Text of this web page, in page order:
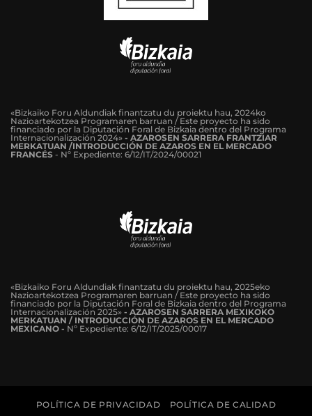
«Bizkaiko Foru Aldundiak finantzatu du proiektu hau, 2024ko
Nazioartekotzea Programaren barruan / Este proyecto ha sido
financiado por la Diputación Foral de Bizkaia dentro del Programa
Internacionalización 2024» - AZAROSEN SARRERA FRANTZIAR
MERKATUAN /INTRODUCCIÓN DE AZAROS EN EL MERCADO
FRANCÉS - Nº Expediente: 6/12/IT/2024/00021
«Bizkaiko Foru Aldundiak finantzatu du proiektu hau, 2025eko
Nazioartekotzea Programaren barruan / Este proyecto ha sido
financiado por la Diputación Foral de Bizkaia dentro del Programa
Internacionalización 2025» - AZAROSEN SARRERA MEXIKOKO
MERKATUAN / INTRODUCCIÓN DE AZAROS EN EL MERCADO
MEXICANO - Nº Expediente: 6/12/IT/2025/00017
POLÍTICA DE PRIVACIDAD POLÍTICA DE CALIDAD